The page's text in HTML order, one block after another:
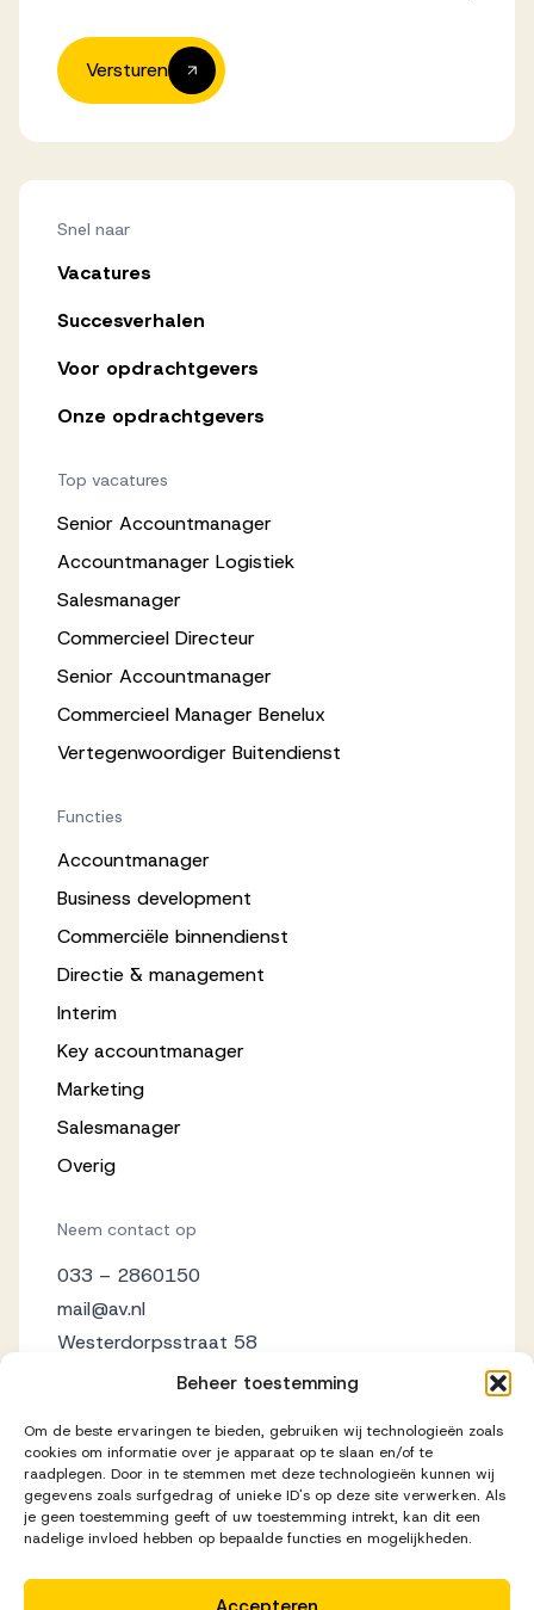
Beheer toestemming
Om de beste ervaringen te bieden, gebruiken wij technologieën zoals
cookies om informatie over je apparaat op te slaan en/of te
raadplegen. Door in te stemmen met deze technologieën kunnen wij
gegevens zoals surfgedrag of unieke ID's op deze site verwerken. Als
je geen toestemming geeft of uw toestemming intrekt, kan dit een
nadelige invloed hebben op bepaalde functies en mogelijkheden.
Versturen
Snel naar
Vacatures
Succesverhalen
Voor opdrachtgevers
Onze opdrachtgevers
Top vacatures
Senior Accountmanager
Accountmanager Logistiek
Salesmanager
Commercieel Directeur
Senior Accountmanager
Commercieel Manager Benelux
Vertegenwoordiger Buitendienst
Functies
Accountmanager
Business development
Commerciële binnendienst
Directie & management
Interim
Key accountmanager
Marketing
Salesmanager
Overig
Neem contact op
033 – 2860150
mail@av.nl
Westerdorpsstraat 58
3871 AZ Hoevelaken